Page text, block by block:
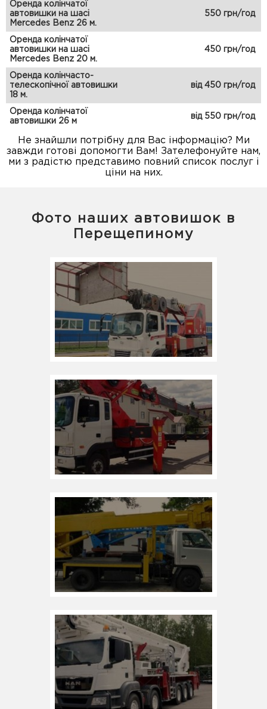
Оренда колінчатої
автовишки на шасі
Mercedes Benz 26 м.
550 грн/год
Оренда колінчатої
автовишки на шасі
Mercedes Benz 20 м.
450 грн/год
Оренда колінчасто-
телескопічної автовишки
18 м.
від 450 грн/год
Оренда колінчатої
автовишки 26 м
від 550 грн/год
Не знайшли потрібну для Вас інформацію? Ми
завжди готові допомогти Вам! Зателефонуйте нам,
ми з радістю представимо повний список послуг і
ціни на них.
Фото наших автовишок в
Перещепиному